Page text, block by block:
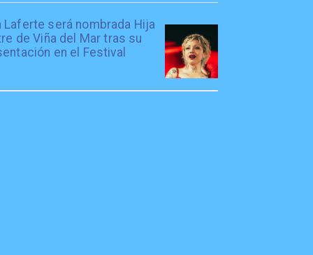
Laferte será nombrada Hija
de Viña del Mar tras su
en el Festival